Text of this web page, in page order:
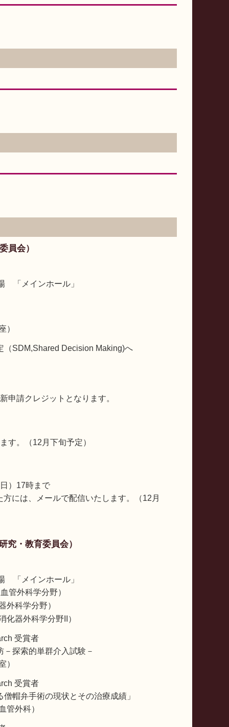
員会）
「メインホール」
）
（SDM,Shared Decision Making)へ
申請クレジットとなります。
す。（12月下旬予定）
）17時まで
には、メールで配信いたします。（12月
・教育委員会）
「メインホール」
管外科学分野）
科学分野）
器外科学分野II）
受賞者
探索的単群介入試験－
）
受賞者
帽弁手術の現状とその治療成績」
外科）